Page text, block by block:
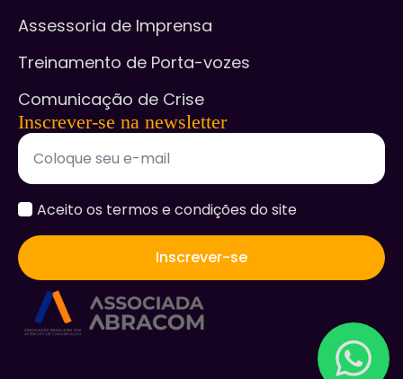
Assessoria de Imprensa
Treinamento de Porta-vozes
Comunicação de Crise
Inscrever-se na newsletter
accept
Aceito os termos e condições do site
Inscrever-se